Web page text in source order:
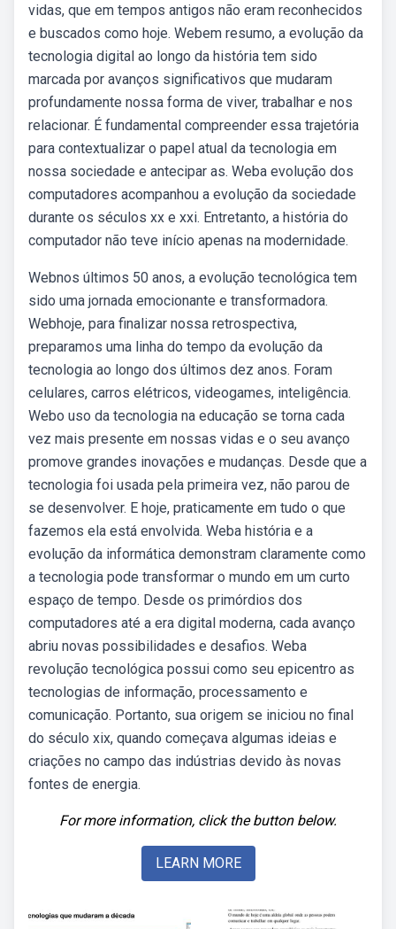
vidas, que em tempos antigos não eram reconhecidos
e buscados como hoje. Webem resumo, a evolução da
tecnologia digital ao longo da história tem sido
marcada por avanços significativos que mudaram
profundamente nossa forma de viver, trabalhar e nos
relacionar. É fundamental compreender essa trajetória
para contextualizar o papel atual da tecnologia em
nossa sociedade e antecipar as. Weba evolução dos
computadores acompanhou a evolução da sociedade
durante os séculos xx e xxi. Entretanto, a história do
computador não teve início apenas na modernidade.
Webnos últimos 50 anos, a evolução tecnológica tem
sido uma jornada emocionante e transformadora.
Webhoje, para finalizar nossa retrospectiva,
preparamos uma linha do tempo da evolução da
tecnologia ao longo dos últimos dez anos. Foram
celulares, carros elétricos, videogames, inteligência.
Webo uso da tecnologia na educação se torna cada
vez mais presente em nossas vidas e o seu avanço
promove grandes inovações e mudanças. Desde que a
tecnologia foi usada pela primeira vez, não parou de
se desenvolver. E hoje, praticamente em tudo o que
fazemos ela está envolvida. Weba história e a
evolução da informática demonstram claramente como
a tecnologia pode transformar o mundo em um curto
espaço de tempo. Desde os primórdios dos
computadores até a era digital moderna, cada avanço
abriu novas possibilidades e desafios. Weba
revolução tecnológica possui como seu epicentro as
tecnologias de informação, processamento e
comunicação. Portanto, sua origem se iniciou no final
do século xix, quando começava algumas ideias e
criações no campo das indústrias devido às novas
fontes de energia.
For more information, click the button below.
LEARN MORE